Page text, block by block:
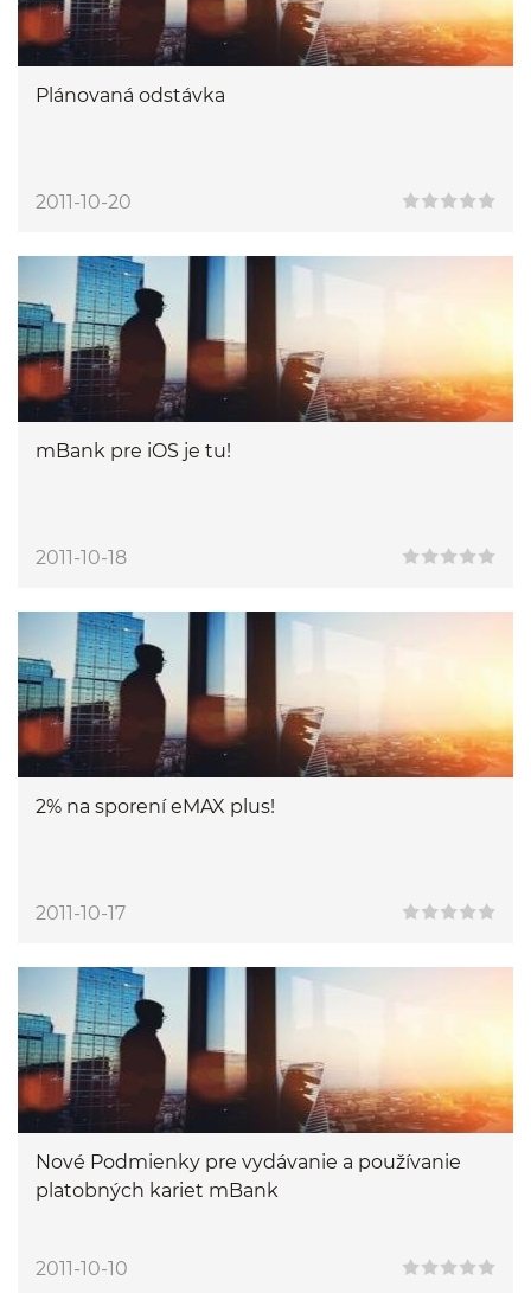
Plánovaná odstávka
2011-10-20
mBank pre iOS je tu!
2011-10-18
2% na sporení eMAX plus!
2011-10-17
Nové Podmienky pre vydávanie a používanie
platobných kariet mBank
2011-10-10